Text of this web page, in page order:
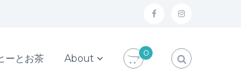
f i
ーとお茶 About 0